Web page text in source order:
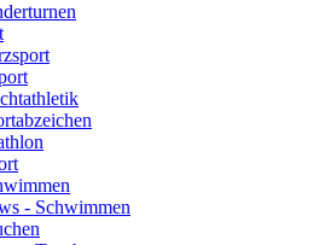
- Schwimmen